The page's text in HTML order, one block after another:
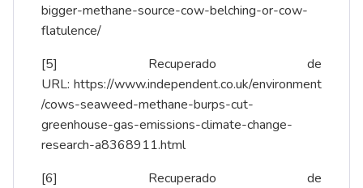
bigger-methane-source-cow-belching-or-cow-
flatulence/
[5] Recuperado de
URL: https://www.independent.co.uk/environment
/cows-seaweed-methane-burps-cut-
greenhouse-gas-emissions-climate-change-
research-a8368911.html
[6] Recuperado de